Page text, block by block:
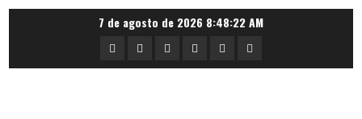
7 de agosto de 2026 8:48:22 AM
PortadaNacionalInternacional
DeportesRegional
Local